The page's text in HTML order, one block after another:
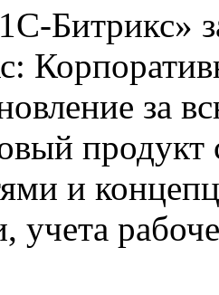
Битрикс»
за
и
учета